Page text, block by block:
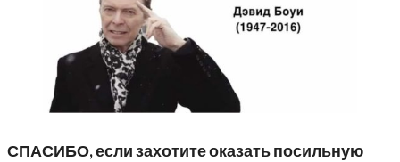
СПАСИБО, если захотите оказать посильную